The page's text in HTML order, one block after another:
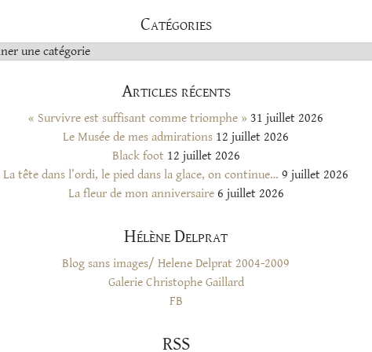
Catégories
Articles récents
« Survivre est suffisant comme triomphe » 31 juillet 2026
Le Musée de mes admirations 12 juillet 2026
Black foot 12 juillet 2026
La tête dans l’ordi, le pied dans la glace, on continue… 9 juillet 2026
La fleur de mon anniversaire 6 juillet 2026
Hélène Delprat
Blog sans images/ Helene Delprat 2004-2009
Galerie Christophe Gaillard
FB
RSS